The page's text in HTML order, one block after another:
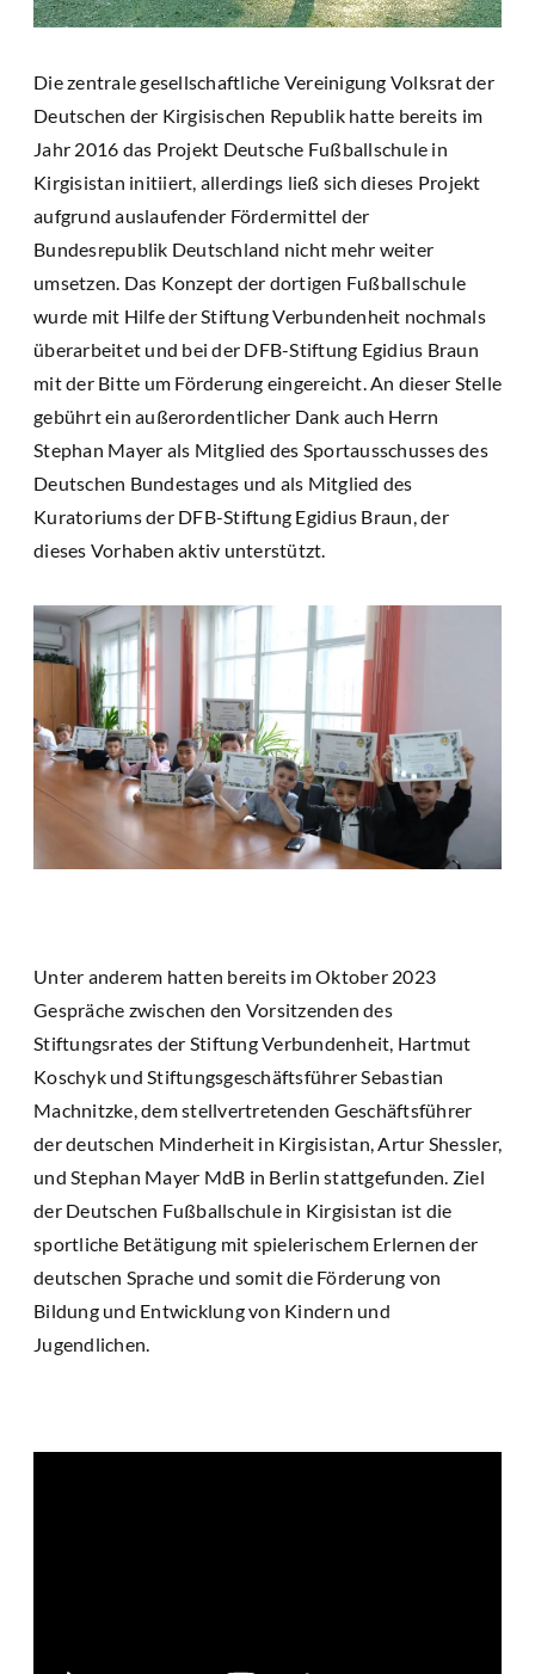
Die zentrale gesellschaftliche Vereinigung Volksrat der
Deutschen der Kirgisischen Republik hatte bereits im
Jahr 2016 das Projekt Deutsche Fußballschule in
Kirgisistan initiiert, allerdings ließ sich dieses Projekt
aufgrund auslaufender Fördermittel der
Bundesrepublik Deutschland nicht mehr weiter
umsetzen. Das Konzept der dortigen Fußballschule
wurde mit Hilfe der Stiftung Verbundenheit nochmals
überarbeitet und bei der DFB-Stiftung Egidius Braun
mit der Bitte um Förderung eingereicht. An dieser Stelle
gebührt ein außerordentlicher Dank auch Herrn
Stephan Mayer als Mitglied des Sportausschusses des
Deutschen Bundestages und als Mitglied des
Kuratoriums der DFB-Stiftung Egidius Braun, der
dieses Vorhaben aktiv unterstützt.
Unter anderem hatten bereits im Oktober 2023
Gespräche zwischen den Vorsitzenden des
Stiftungsrates der Stiftung Verbundenheit, Hartmut
Koschyk und Stiftungsgeschäftsführer Sebastian
Machnitzke, dem stellvertretenden Geschäftsführer
der deutschen Minderheit in Kirgisistan, Artur Shessler,
und Stephan Mayer MdB in Berlin stattgefunden. Ziel
der Deutschen Fußballschule in Kirgisistan ist die
sportliche Betätigung mit spielerischem Erlernen der
deutschen Sprache und somit die Förderung von
Bildung und Entwicklung von Kindern und
Jugendlichen.